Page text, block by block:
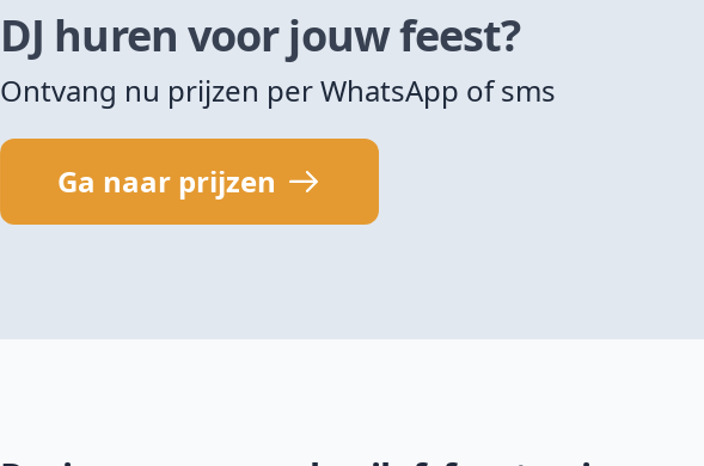
DJ huren voor jouw feest?
Ontvang nu prijzen per WhatsApp of sms
Ga naar prijzen